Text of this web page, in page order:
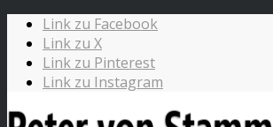
Link zu Facebook
Link zu X
Link zu Pinterest
Link zu Instagram